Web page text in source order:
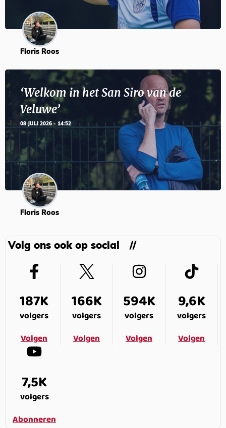
Floris Roos
‘Welkom in het San Siro van de
Veluwe’
08 JULI 2026 - 14:52
Floris Roos
Volg ons ook op social
187K
volgers
Volgen
166K
volgers
Volgen
594K
volgers
Volgen
9,6K
volgers
Volgen
7,5K
volgers
Abonneren